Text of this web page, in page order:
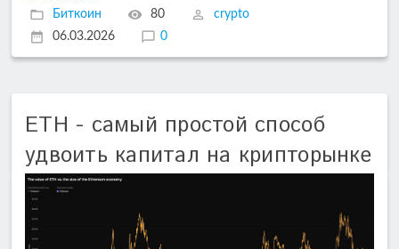
Биткоин 80
crypto
06.03.2026
0
ETH - самый простой способ
удвоить капитал на крипторынке